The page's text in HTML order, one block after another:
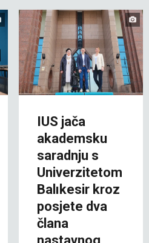
IUS jača
akademsku
saradnju s
Univerzitetom
Balıkesir kroz
posjete dva
člana